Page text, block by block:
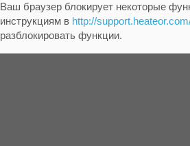
Ваш браузер блокирует некоторые
инструкциям в http://
разблокировать функции.